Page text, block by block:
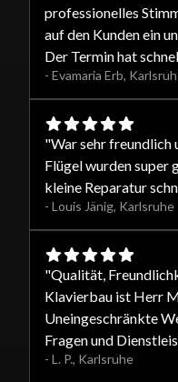
professionelles
auf den Kunden ein
Der Termin hat
- Evamaria Erb,
"War sehr freundlich
Flügel wurden super
kleine Reparatur
- Louis Jänig, Karlsruhe
"Qualität,
Klavierbau ist Herr
Uneingeschränkte
Fragen und
- L. P., Karlsruhe